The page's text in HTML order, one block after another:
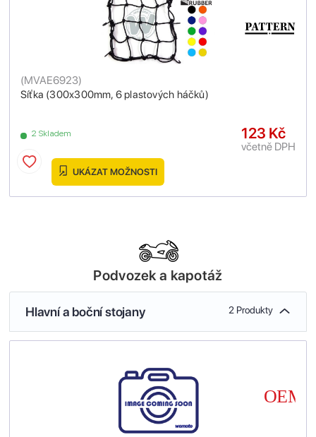
Síťka (300x300mm, 6 plastových háčků)
(MVAE6923)
2 Skladem 123 Kč
včetně DPH
UKÁZAT MOŽNOSTI
Podvozek a kapotáž
Hlavní a boční stojany 2 Produkty